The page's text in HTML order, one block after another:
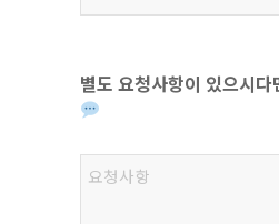
별도 요청사항이 있으시